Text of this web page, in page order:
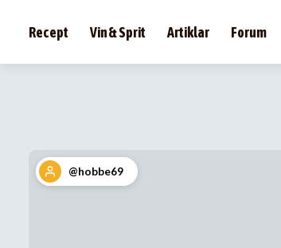
Recept Vin & Sprit Artiklar Forum
@hobbe69